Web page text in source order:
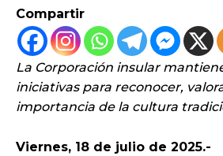
Compartir
La Corporación insular
iniciativas para reconocer,
importancia de la cultura
Viernes, 18 de julio de 2025.-